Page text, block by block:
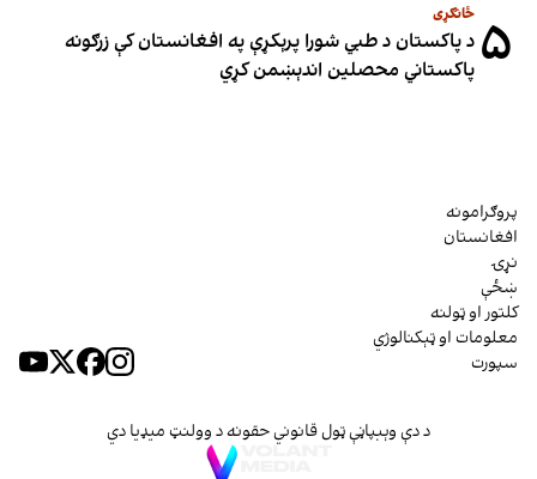
۵ ځانګړی
د پاکستان د طبي شورا پرېکړې په افغانستان کې زرګونه
پاکستاني محصلین اندېښمن کړي
پروګرامونه
افغانستان
نړۍ
ښځې
کلتور او ټولنه
معلومات او ټېکنالوژي
سپورت
د دې وېبپاڼې ټول قانوني حقونه د وولنټ میډیا دي